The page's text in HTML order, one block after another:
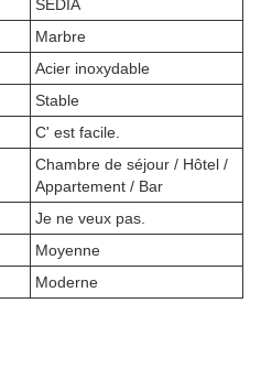
SEDIA
Marbre
Acier inoxydable
Stable
C' est facile.
Chambre de séjour / Hôtel /
Appartement / Bar
Je ne veux pas.
Moyenne
Moderne